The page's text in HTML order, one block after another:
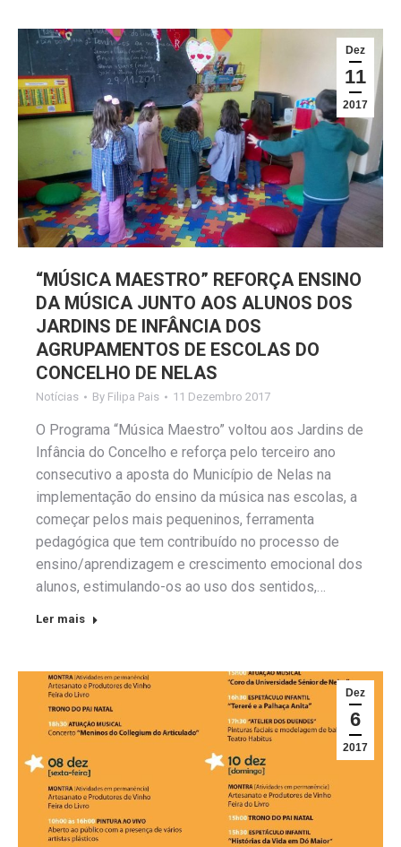
Dez
11
2017
“MÚSICA MAESTRO” REFORÇA ENSINO
DA MÚSICA JUNTO AOS ALUNOS DOS
JARDINS DE INFÂNCIA DOS
AGRUPAMENTOS DE ESCOLAS DO
CONCELHO DE NELAS
Notícias By Filipa Pais 11 Dezembro 2017
O Programa “Música Maestro” voltou aos Jardins de
Infância do Concelho e reforça pelo terceiro ano
consecutivo a aposta do Município de Nelas na
implementação do ensino da música nas escolas, a
começar pelos mais pequeninos, ferramenta
pedagógica que tem contribuído no processo de
ensino/aprendizagem e crescimento emocional dos
alunos, estimulando-os ao uso dos sentidos,…
Ler mais
Dez
6
2017